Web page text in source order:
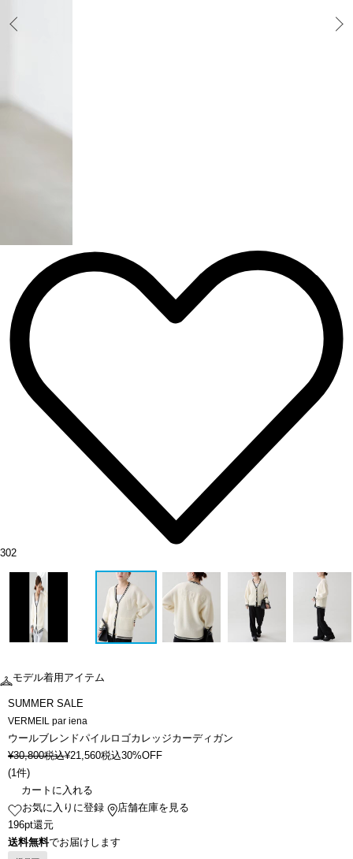
302
モデル着用アイテム
SUMMER SALE
VERMEIL par iena
ウールブレンドパイルロゴカレッジカーディガン
¥30,800税込¥21,560税込30%OFF
(1件)
カートに入れる
お気に入りに登録
店舗在庫を見る
196pt還元
送料無料でお届けします